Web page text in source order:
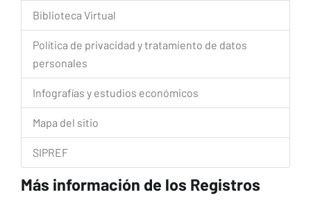
Biblioteca Virtual
Política de privacidad y tratamiento de datos
personales
Infografías y estudios económicos
Mapa del sitio
SIPREF
Más información de los Registros